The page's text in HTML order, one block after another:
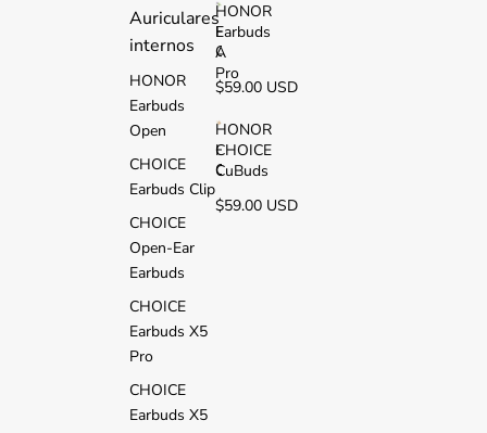
Auriculares
internos
HONOR
Earbuds
Open
CHOICE
Earbuds Clip
CHOICE
Open-Ear
Earbuds
CHOICE
Earbuds X5
Pro
CHOICE
Earbuds X5
HONOR
Earbuds
A
Pro
H
O
N
O
E
a
r
b
u
$59.00 USD
HONOR
CHOICE
CuBuds
H
O
N
O
$59.00 USD